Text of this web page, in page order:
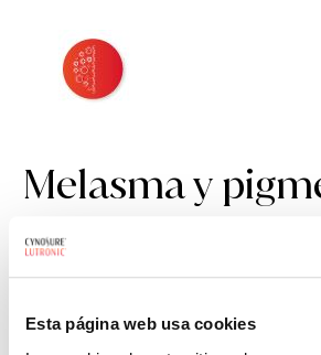
Esta página web usa cookies
Melasma y
severa
pigmentaciones severas.